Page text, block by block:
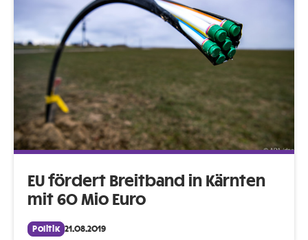
EU fördert Breitband in Kärnten
mit 60 Mio Euro
Politik 21.08.2019